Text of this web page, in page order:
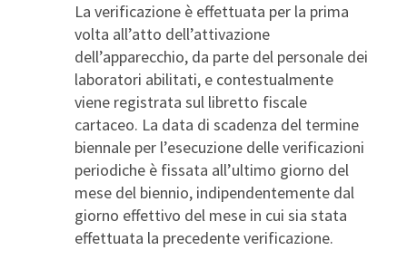
La verificazione è effettuata per la prima
volta all’atto dell’attivazione
dell’apparecchio, da parte del personale dei
laboratori abilitati, e contestualmente
viene registrata sul libretto fiscale
cartaceo. La data di scadenza del termine
biennale per l’esecuzione delle verificazioni
periodiche è fissata all’ultimo giorno del
mese del biennio, indipendentemente dal
giorno effettivo del mese in cui sia stata
effettuata la precedente verificazione.